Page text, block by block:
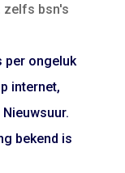
zelfs bsn's
per ongeluk
internet,
bekend is